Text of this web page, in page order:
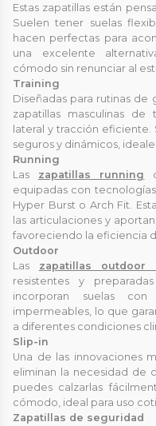
Estas zapatillas están
Suelen tener suelas
hacen perfectas para
una excelente
cómodo sin renunciar al
Training
Diseñadas para rutinas de
zapatillas masculinas de
lateral y tracción
seguros y dinámicos,
Running
Las zapatillas running
equipadas con
Hyper Burst o Arch Fit.
las articulaciones y
favoreciendo la eficiencia
Outdoor
Las zapatillas outdoor
resistentes y
incorporan suelas
impermeables, lo que
a diferentes condiciones
Slip-in
Una de las innovaciones
eliminan la necesidad de
puedes calzarlas
cómodo, ideal para uso
Zapatillas de seguridad